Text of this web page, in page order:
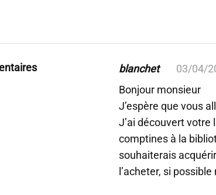
blanchet 03/04/
Bonjour monsieur
J’espère que vous
J’ai découvert votre
comptines à la
souhaiterais
l’acheter, si